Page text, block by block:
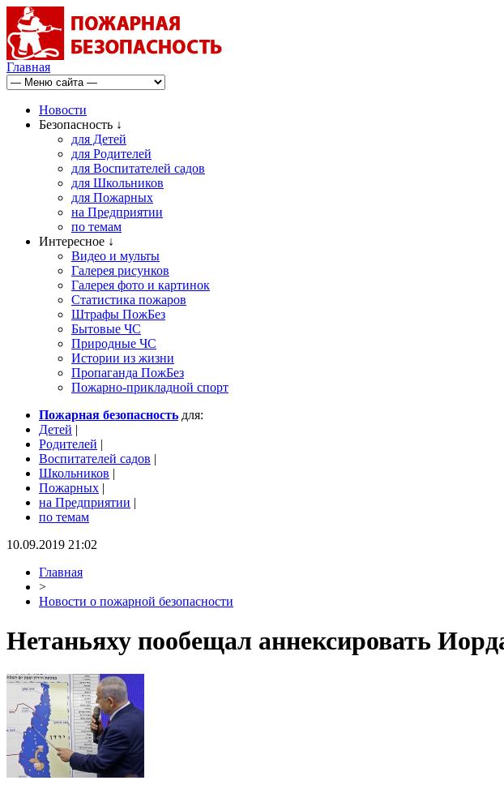
Главная
Новости
Безопасность ↓
для Детей
для Родителей
для Воспитателей садов
для Школьников
для Пожарных
на Предприятии
по темам
Интересное ↓
Видео и мульты
Галерея рисунков
Галерея фото и картинок
Статистика пожаров
Штрафы ПожБез
Бытовые ЧС
Природные ЧС
Истории из жизни
Пропаганда ПожБез
Пожарно-прикладной спорт
Пожарная безопасность для:
Детей |
Родителей |
Воспитателей садов |
Школьников |
Пожарных |
на Предприятии |
по темам
10.09.2019 21:02
Главная
>
Новости о пожарной безопасности
Нетаньяху пообещал аннексировать